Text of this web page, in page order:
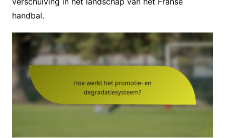
handbal.